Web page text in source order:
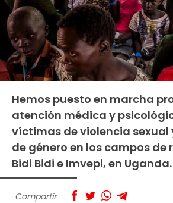
Hemos puesto en marcha
atención médica y
víctimas de violencia sexual
de género en los campos de
Bidi Bidi e Imvepi, en Uganda.
Compartir